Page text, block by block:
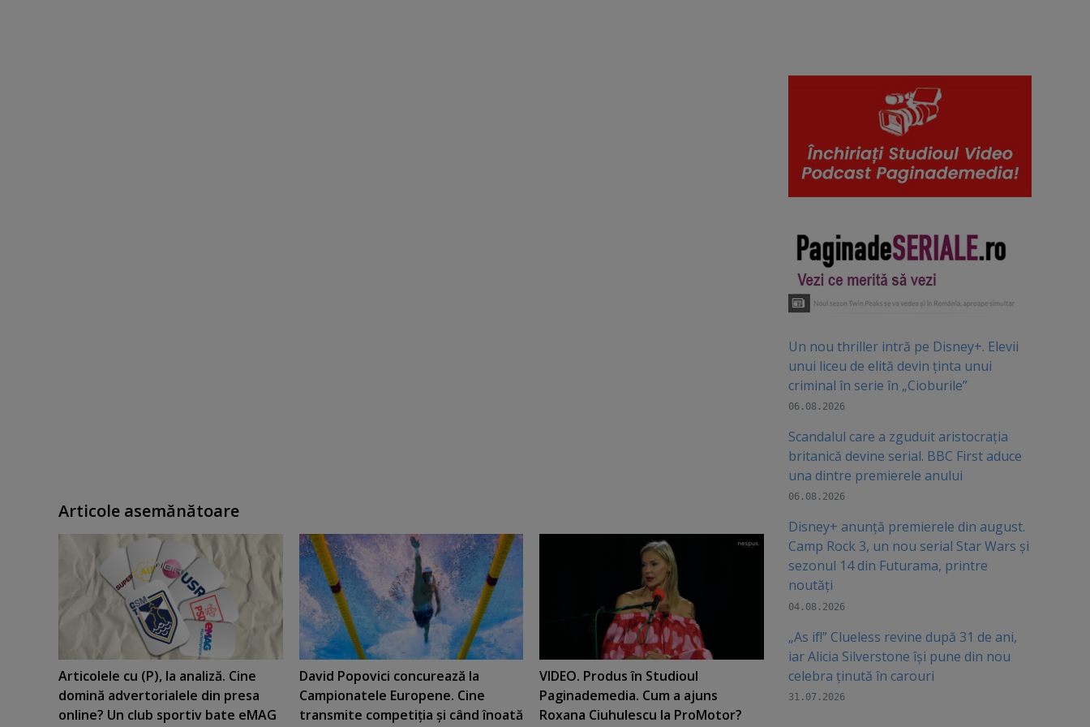
Articole asemănătoare
Articolele cu (P), la analiză. Cine
domină advertorialele din presa
online? Un club sportiv bate eMAG
David Popovici concurează la
Campionatele Europene. Cine
transmite competiţia şi când înoată
VIDEO. Produs în Studioul
Paginademedia. Cum a ajuns
Roxana Ciuhulescu la ProMotor?
Un nou thriller intră pe Disney+. Elevii
unui liceu de elită devin ținta unui
criminal în serie în „Cioburile”
06.08.2026
Scandalul care a zguduit aristocrația
britanică devine serial. BBC First aduce
una dintre premierele anului
06.08.2026
Disney+ anunță premierele din august.
Camp Rock 3, un nou serial Star Wars și
sezonul 14 din Futurama, printre
noutăți
04.08.2026
„As if!” Clueless revine după 31 de ani,
iar Alicia Silverstone își pune din nou
celebra ținută în carouri
31.07.2026